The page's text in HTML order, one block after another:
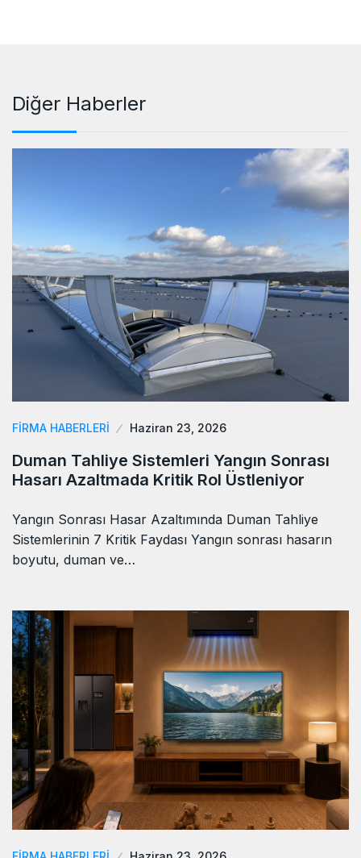
Diğer Haberler
FIRMA HABERLERI Haziran 23, 2026
Duman Tahliye Sistemleri Yangın Sonrası
Hasarı Azaltmada Kritik Rol Üstleniyor
Yangın Sonrası Hasar Azaltımında Duman Tahliye
Sistemlerinin 7 Kritik Faydası Yangın sonrası hasarın
boyutu, duman ve…